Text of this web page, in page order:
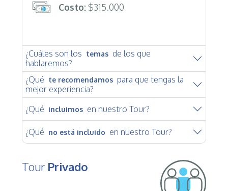
Costo:$315.000
¿Cuáles son los temas de los que
hablaremos?
¿Qué te recomendamos para que tengas la
mejor experiencia?
¿Qué incluimos en nuestro Tour?
¿Qué no está incluido en nuestro Tour?
Tour Privado